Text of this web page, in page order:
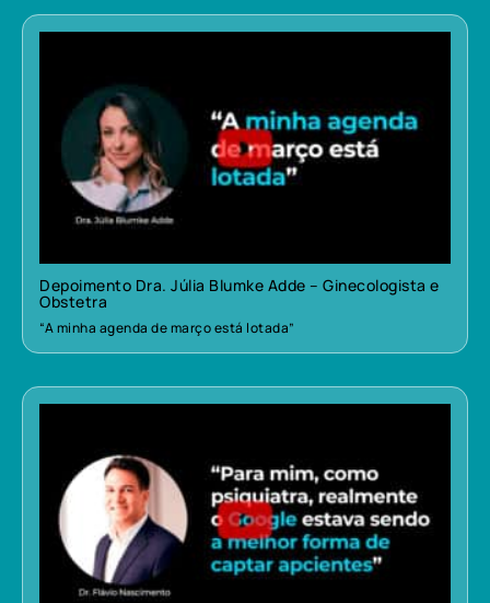
Depoimento Dra. Júlia Blumke Adde – Ginecologista e
Obstetra
“A minha agenda de março está lotada”